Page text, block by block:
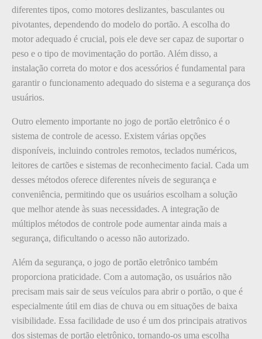
diferentes tipos, como motores deslizantes, basculantes ou
pivotantes, dependendo do modelo do portão. A escolha do
motor adequado é crucial, pois ele deve ser capaz de suportar o
peso e o tipo de movimentação do portão. Além disso, a
instalação correta do motor e dos acessórios é fundamental para
garantir o funcionamento adequado do sistema e a segurança dos
usuários.
Outro elemento importante no jogo de portão eletrônico é o
sistema de controle de acesso. Existem várias opções
disponíveis, incluindo controles remotos, teclados numéricos,
leitores de cartões e sistemas de reconhecimento facial. Cada um
desses métodos oferece diferentes níveis de segurança e
conveniência, permitindo que os usuários escolham a solução
que melhor atende às suas necessidades. A integração de
múltiplos métodos de controle pode aumentar ainda mais a
segurança, dificultando o acesso não autorizado.
Além da segurança, o jogo de portão eletrônico também
proporciona praticidade. Com a automação, os usuários não
precisam mais sair de seus veículos para abrir o portão, o que é
especialmente útil em dias de chuva ou em situações de baixa
visibilidade. Essa facilidade de uso é um dos principais atrativos
dos sistemas de portão eletrônico, tornando-os uma escolha